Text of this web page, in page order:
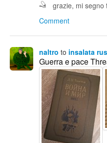
grazie, mi segno
Comment
naltro to insalata
Guerra e pace